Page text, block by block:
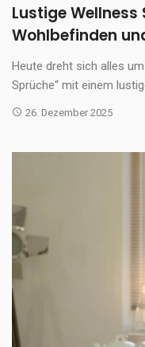
Lustige
Wohlbefinden
Heute dreht sich alles
Sprüche“ mit einem
26. Dezember 2025